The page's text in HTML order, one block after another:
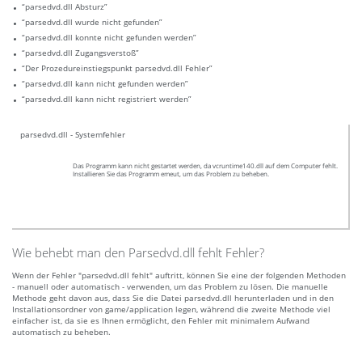
“parsedvd.dll Absturz”
“parsedvd.dll wurde nicht gefunden”
“parsedvd.dll konnte nicht gefunden werden”
“parsedvd.dll Zugangsverstoß”
“Der Prozedureinstiegspunkt parsedvd.dll Fehler”
“parsedvd.dll kann nicht gefunden werden”
“parsedvd.dll kann nicht registriert werden”
parsedvd.dll - Systemfehler
Das Programm kann nicht gestartet werden, da vcruntime140.dll auf dem Computer fehlt.
Installieren Sie das Programm emeut, um das Problem zu beheben.
Wie behebt man den Parsedvd.dll fehlt Fehler?
Wenn der Fehler "parsedvd.dll fehlt" auftritt, können Sie eine der folgenden Methoden
- manuell oder automatisch - verwenden, um das Problem zu lösen. Die manuelle
Methode geht davon aus, dass Sie die Datei parsedvd.dll herunterladen und in den
Installationsordner von game/application legen, während die zweite Methode viel
einfacher ist, da sie es Ihnen ermöglicht, den Fehler mit minimalem Aufwand
automatisch zu beheben.